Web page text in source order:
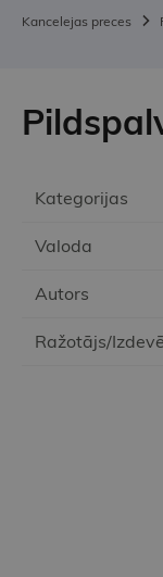
Kancelejas preces
Kategorijas
Valoda
Autors
Ražotājs/